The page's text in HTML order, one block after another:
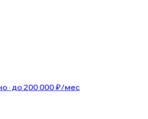
· до 200 000 ₽/мес